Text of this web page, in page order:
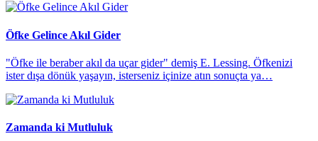
Öfke Gelince Akıl Gider
"Öfke ile beraber akıl da uçar gider" demiş E. Lessing. Öfkenizi
ister dışa dönük yaşayın, isterseniz içinize atın sonuçta ya…
Zamanda ki Mutluluk